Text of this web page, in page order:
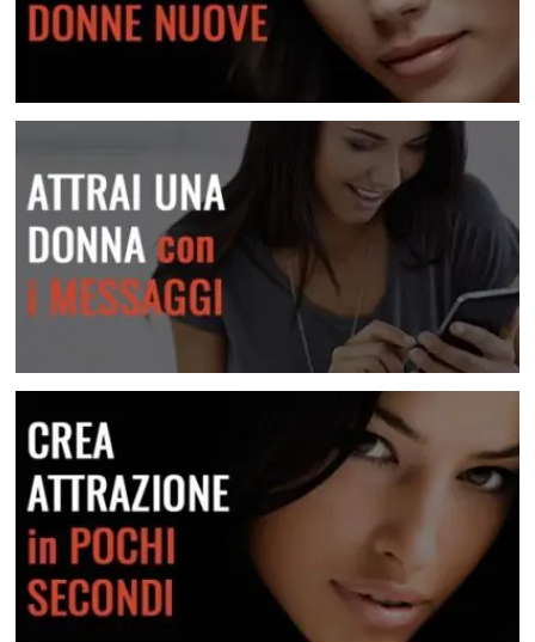
Lei Non Risponde Ai Messaggi? Come Risolvere
Scopri come risolvere questa situazione
Conosci centinaia di donne nuove
Attrai una donna con i messaggi